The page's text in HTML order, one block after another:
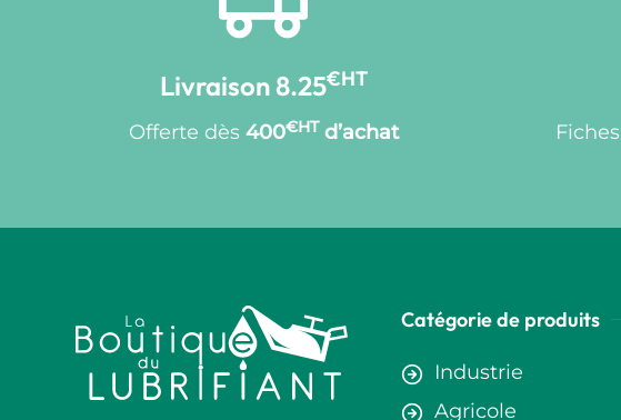
Livraison 8.25€HT
Offerte dès 400€HT d’achat Fiches
Catégorie de produits
Industrie
Agricole